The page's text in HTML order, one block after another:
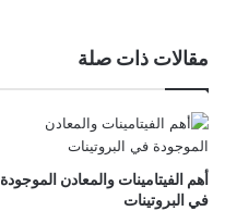
مقالات ذات صلة
أهم الفيتامينات والمعادن الموجودة
في البروتينات